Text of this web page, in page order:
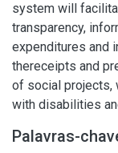
system will
transparency,
expenditures and
thereceipts and
of social projects,
with disabilities
Palavras-